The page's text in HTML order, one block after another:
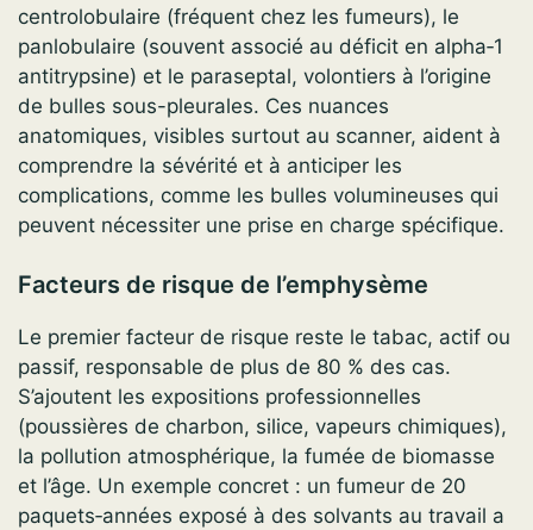
centrolobulaire (fréquent chez les fumeurs), le
panlobulaire (souvent associé au déficit en alpha‑1
antitrypsine) et le paraseptal, volontiers à l’origine
de bulles sous-pleurales. Ces nuances
anatomiques, visibles surtout au scanner, aident à
comprendre la sévérité et à anticiper les
complications, comme les bulles volumineuses qui
peuvent nécessiter une prise en charge spécifique.
Facteurs de risque de l’emphysème
Le premier facteur de risque reste le tabac, actif ou
passif, responsable de plus de 80 % des cas.
S’ajoutent les expositions professionnelles
(poussières de charbon, silice, vapeurs chimiques),
la pollution atmosphérique, la fumée de biomasse
et l’âge. Un exemple concret : un fumeur de 20
paquets‑années exposé à des solvants au travail a